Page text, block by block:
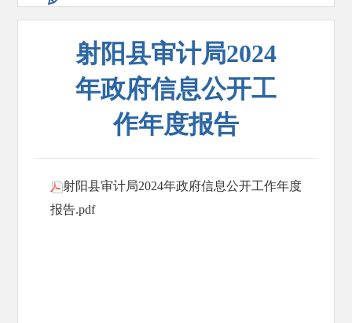
射阳县审计局2024
年政府信息公开工
作年度报告
射阳县审计局2024年政府信息公开工作年度
报告.pdf